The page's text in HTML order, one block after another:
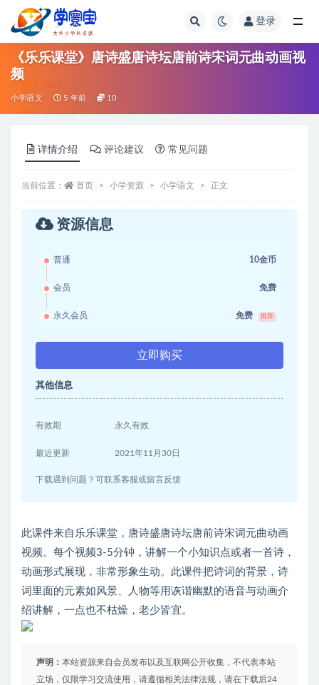
登录
《乐乐课堂》唐诗盛唐诗坛唐前诗宋词元曲动画视
频
小学语文 5 年前 10
详情介绍 评论建议 常见问题
当前位置： 首页 小学资源 小学语文 正文
资源信息
普通 10金币
会员 免费
永久会员 免费 推荐
立即购买
其他信息
有效期 永久有效
最近更新 2021年11月30日
下载遇到问题？可联系客服或留言反馈
此课件来自乐乐课堂，唐诗盛唐诗坛唐前诗宋词元曲动画
视频。每个视频3-5分钟，讲解一个小知识点或者一首诗，
动画形式展现，非常形象生动。此课件把诗词的背景，诗
词里面的元素如风景、人物等用诙谐幽默的语音与动画介
绍讲解，一点也不枯燥，老少皆宜。
声明： 本站资源来自会员发布以及互联网公开收集，不代表本站
立场，仅限学习交流使用，请遵循相关法律法规，请在下载后24
全部